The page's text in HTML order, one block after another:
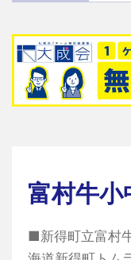
富村牛
■新得町立富村